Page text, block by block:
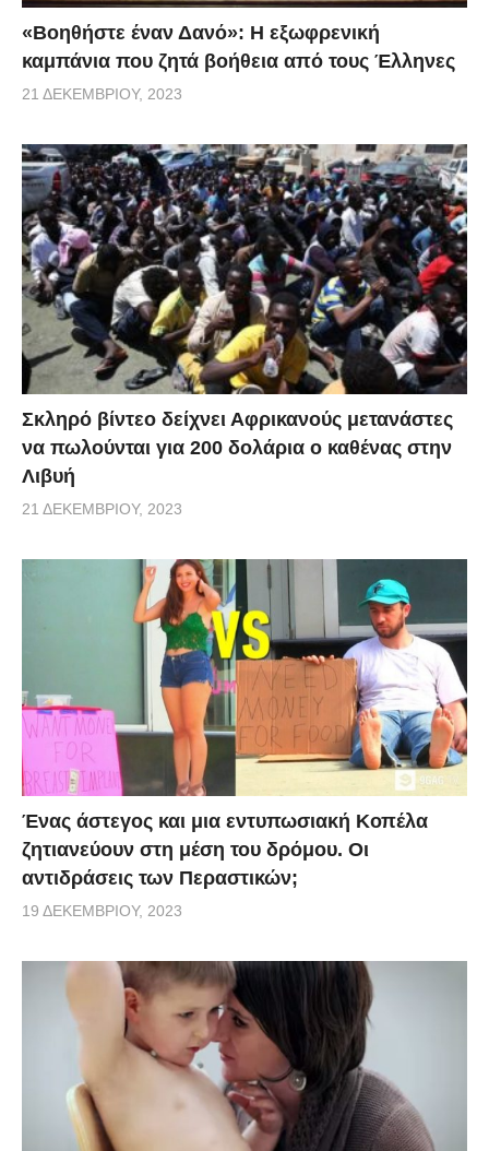
«Βοηθήστε έναν Δανό»: H εξωφρενική
καμπάνια που ζητά βοήθεια από τους Έλληνες
21 ΔΕΚΕΜΒΡΊΟΥ, 2023
Σκληρό βίντεο δείχνει Αφρικανούς μετανάστες
να πωλούνται για 200 δολάρια ο καθένας στην
Λιβυή
21 ΔΕΚΕΜΒΡΊΟΥ, 2023
Ένας άστεγος και μια εντυπωσιακή Κοπέλα
ζητιανεύουν στη μέση του δρόμου. Οι
αντιδράσεις των Περαστικών;
19 ΔΕΚΕΜΒΡΊΟΥ, 2023